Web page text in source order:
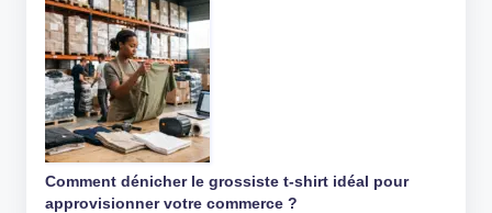
Comment dénicher le grossiste t-shirt idéal pour
approvisionner votre commerce ?